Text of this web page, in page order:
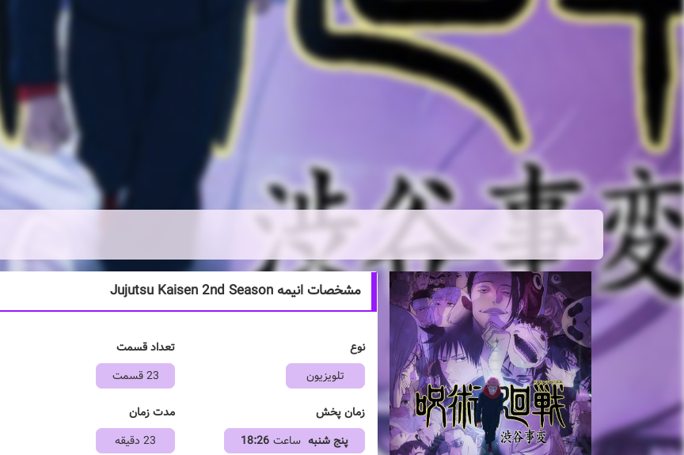
مشخصات انیمه Jujutsu Kaisen 2nd Season
نوع
تلویزیون
تعداد قسمت
23 قسمت
زمان پخش
پنج شنبه ساعت 18:26
مدت زمان
23 دقیقه